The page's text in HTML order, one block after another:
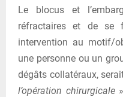
Le blocus et
réfractaires et de se
intervention au motif/
une personne ou un
dégâts collatéraux,
l’opération chirurgicale»